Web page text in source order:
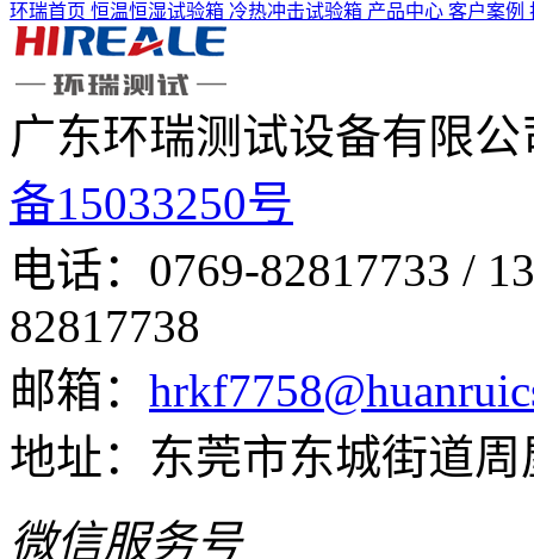
环瑞首页 恒温恒湿试验箱 冷热冲击试验箱 产品中心 客户案例
广东环瑞测试设备有限
备15033250号
电话：0769-82817733
82817738
邮箱：
地址：东莞市东城街道
微信服务号